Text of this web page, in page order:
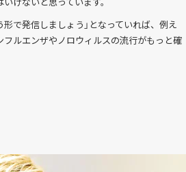
けないと思っています。
で発信しましょう」となっていれば、例え
ルエンザやノロウィルスの流行がもっと確